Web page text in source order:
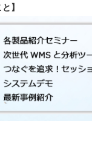
】